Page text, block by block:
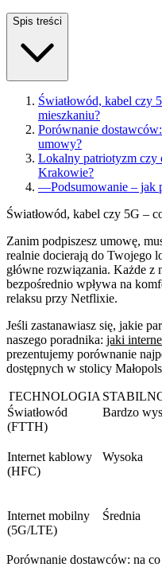
Spis treści
Światłowód, kabel czy
mieszkaniu?
Porównanie
umowy?
Lokalny patriotyzm czy
Krakowie?
—Podsumowanie – jak
Światłowód, kabel czy 5G –
Zanim podpiszesz umowę,
realnie docierają do Twojego
główne rozwiązania. Każde z
bezpośrednio wpływa na
relaksu przy Netflixie.
Jeśli zastanawiasz się, jakie
naszego poradnika: jaki
prezentujemy porównanie
dostępnych w stolicy
TECHNOLOGIA
Światłowód
(FTTH)
Bardzo
Internet kablowy
(HFC)
Wysoka
Internet mobilny
(5G/LTE)
Średnia
Porównanie dostawców: na